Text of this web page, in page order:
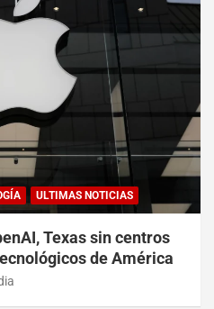
ULTIMAS NOTICIAS
Texas sin centros
de América